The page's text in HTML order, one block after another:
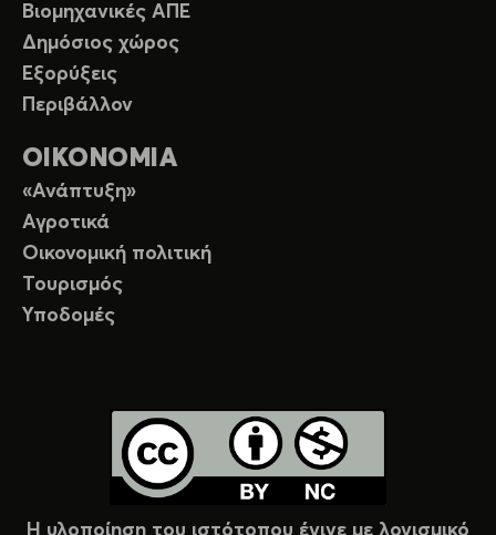
Βιομηχανικές ΑΠΕ
Δημόσιος χώρος
Εξορύξεις
Περιβάλλον
ΟΙΚΟΝΟΜΙΑ
«Ανάπτυξη»
Αγροτικά
Οικονομική πολιτική
Τουρισμός
Υποδομές
Η υλοποίηση του ιστότοπου έγινε με λογισμικό